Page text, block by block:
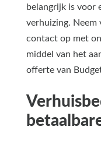
belangrijk is voor
verhuizing.
contact op met
middel van het
offerte van